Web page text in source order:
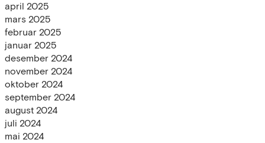
april 2025
mars 2025
februar 2025
januar 2025
desember 2024
november 2024
oktober 2024
september 2024
august 2024
juli 2024
mai 2024